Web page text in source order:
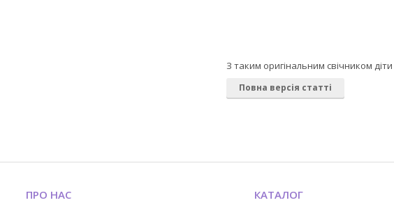
З таким оригінальним свічником
Повна версія статті
ПРО НАС КАТАЛОГ